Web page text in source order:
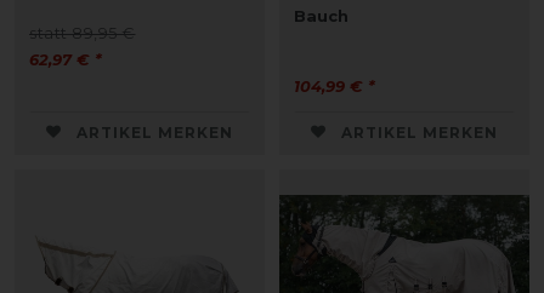
statt 89,95 €
62,97 € *
ARTIKEL MERKEN
Bauch
104,99 € *
ARTIKEL MERKEN